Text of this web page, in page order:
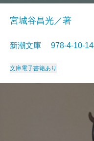
宮城谷昌光／著
新潮文庫 978-4-10-
文庫電子書籍あり